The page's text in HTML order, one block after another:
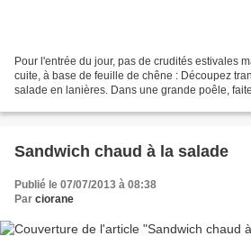
Pour l'entrée du jour, pas de crudités estivales
cuite, à base de feuille de chêne : Découpez
salade en lanières. Dans une grande poêle,
Sandwich chaud à la salade
Publié le 07/07/2013 à 08:38
Par ciorane